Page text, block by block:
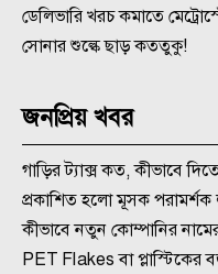
ডেলিভারি খরচ কমাতে
সোনার শুল্কে ছাড় কততুকু!
জনপ্রিয় খবর
গাড়ির ট্যাক্স কত, কীভাবে
প্রকাশিত হলো মূসক পরামর্শক
কীভাবে নতুন কোম্পানির
PET Flakes বা প্লাস্টিকের